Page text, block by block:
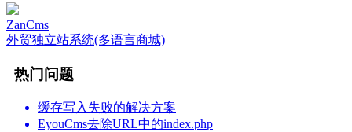
ZanCms
外贸独立站系统(多语言商城)
热门问题
缓存写入失败的解决方案
EyouCms去除URL中的index.php